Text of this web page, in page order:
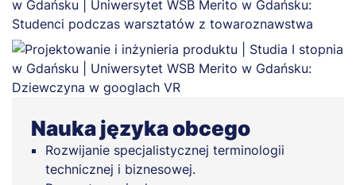
Nauka języka obcego
Rozwijanie specjalistycznej terminologii
technicznej i biznesowej.